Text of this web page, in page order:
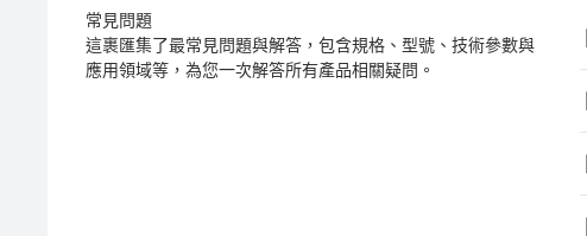
常見問題
這裹匯集了最常見問題與解答，包含規格、型號、技術參數與
應用領域等，為您一次解答所有產品相關疑問。